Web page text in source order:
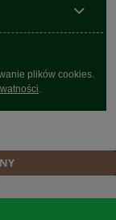
plików cookies.
.